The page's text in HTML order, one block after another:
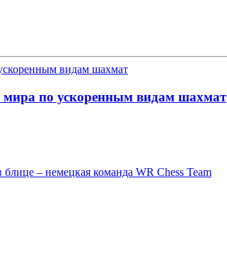
по ускоренным видам шахмат
– немецкая команда WR Chess Team